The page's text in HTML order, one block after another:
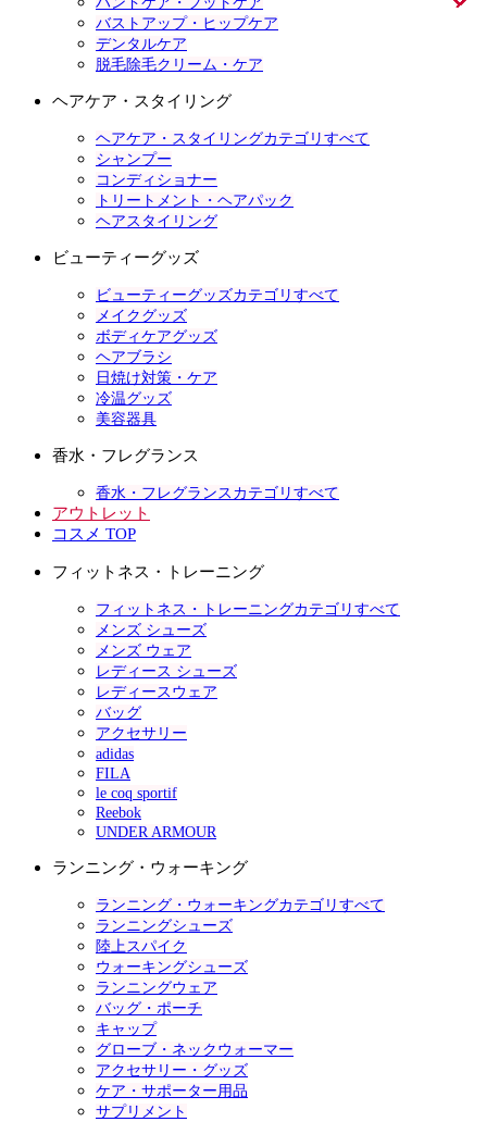
バストアップ・ヒップケア
デンタルケア
脱毛除毛クリーム・ケア
ヘアケア・スタイリング
ヘアケア・スタイリングカテゴリすべて
シャンプー
コンディショナー
トリートメント・ヘアパック
ヘアスタイリング
ビューティーグッズ
ビューティーグッズカテゴリすべて
メイクグッズ
ボディケアグッズ
ヘアブラシ
日焼け対策・ケア
冷温グッズ
美容器具
香水・フレグランス
香水・フレグランスカテゴリすべて
アウトレット
コスメ TOP
フィットネス・トレーニング
フィットネス・トレーニングカテゴリすべて
メンズ シューズ
メンズ ウェア
レディース シューズ
レディースウェア
バッグ
アクセサリー
adidas
FILA
le coq sportif
Reebok
UNDER ARMOUR
ランニング・ウォーキング
ランニング・ウォーキングカテゴリすべて
ランニングシューズ
陸上スパイク
ウォーキングシューズ
ランニングウェア
バッグ・ポーチ
キャップ
グローブ・ネックウォーマー
アクセサリー・グッズ
ケア・サポーター用品
サプリメント